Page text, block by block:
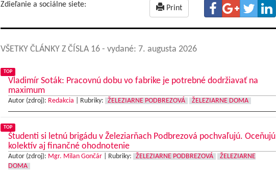
Zdieľanie a sociálne siete: Print
VŠETKY ČLÁNKY Z ČÍSLA 16 - vydané: 7. augusta 2026
TOP
Vladimír Soták: Pracovnú dobu vo fabrike je potrebné dodržiavať na
maximum
Autor (zdroj): Redakcia Rubriky: ŽELEZIARNE PODBREZOVÁ ŽELEZIARNE DOMA
TOP
Študenti si letnú brigádu v Železiarňach Podbrezová pochvaľujú. Oceňujú
kolektív aj finančné ohodnotenie
Autor (zdroj): Mgr. Milan Gončár| Rubriky: ŽELEZIARNE PODBREZOVÁ
ŽELEZIARNE
DOMA